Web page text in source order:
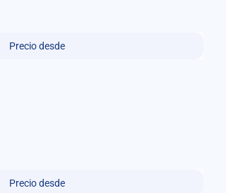
Precio desde
Precio desde